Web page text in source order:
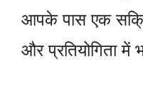
आपके पास एक
और प्रतियोगिता में